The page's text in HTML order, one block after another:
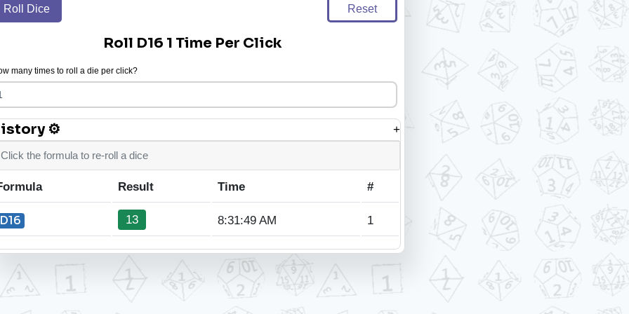
Roll Dice Reset
Roll D16 1 Time Per Click
many times to roll a die per click?
⚙ +
Click the formula to re-roll a dice
Result Time #
D16 13 8:31:49 AM 1